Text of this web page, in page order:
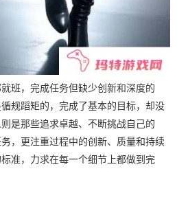
班，完成任务但缺少创新和深度的
规蹈矩的，完成了基本的目标，却没
是那些追求卓越、不断挑战自己的
，更注重过程中的创新、质量和持续
准，力求在每一个细节上都做到完